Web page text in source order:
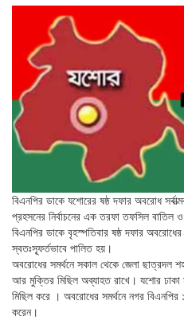
বিএনপির ডাকে যশোরের ষষ্ঠ দফার অবরোধ
প্রহসনের নির্বাচনের এক তরফা তফসিল বাতিল
বিএনপির ডাকে বৃহস্পতিবার ষষ্ঠ দফার
স্বতঃস্ফূর্তভাবে পালিত হয়।
অবরোধের সমর্থনে সকাল থেকে জেলা ছাত্রদল
আর মুক্তির মিছিল অব্যাহত রাখে। যশোর
মিছিল করে । অবরোধের সমর্থনে নগর বিএনপির
করেন।